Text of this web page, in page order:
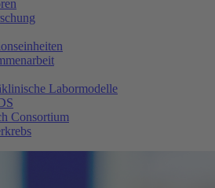
Labormodelle
Consortium